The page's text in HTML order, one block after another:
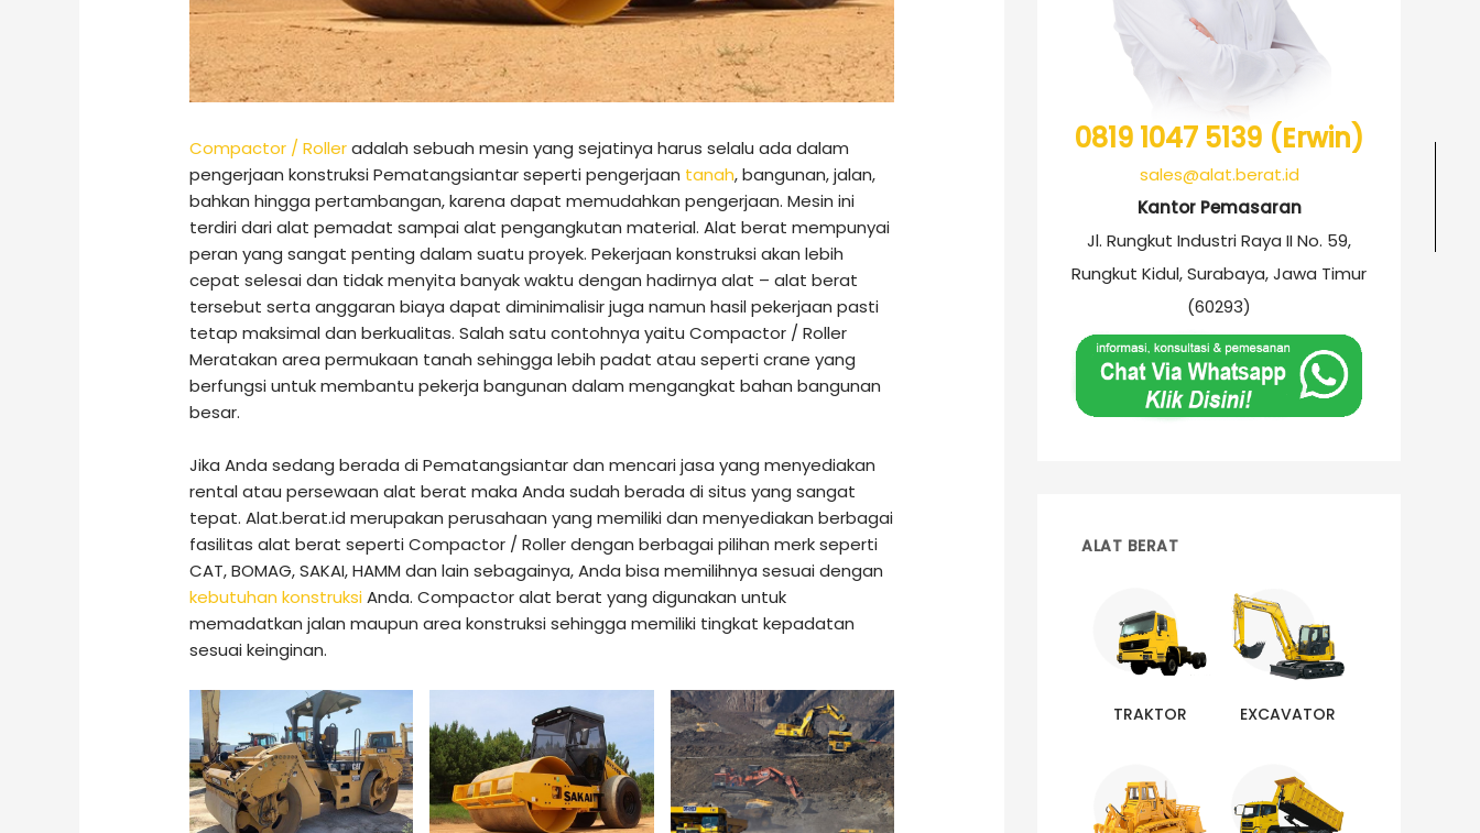
Compactor / Rolleradalah sebuah mesin yang sejatinya harus selalu ada dalam
pengerjaan konstruksi Pematangsiantar seperti pengerjaan tanah, bangunan, jalan,
bahkan hingga pertambangan, karena dapat memudahkan pengerjaan. Mesin ini
terdiri dari alat pemadat sampai alat pengangkutan material. Alat berat mempunyai
peran yang sangat penting dalam suatu proyek. Pekerjaan konstruksi akan lebih
cepat selesai dan tidak menyita banyak waktu dengan hadirnya alat – alat berat
tersebut serta anggaran biaya dapat diminimalisir juga namun hasil pekerjaan pasti
tetap maksimal dan berkualitas. Salah satu contohnya yaitu Compactor / Roller
Meratakan area permukaan tanah sehingga lebih padat atau seperti crane yang
berfungsi untuk membantu pekerja bangunan dalam mengangkat bahan bangunan
besar.
Jika Anda sedang berada di Pematangsiantar dan mencari jasa yang menyediakan
rental atau persewaan alat berat maka Anda sudah berada di situs yang sangat
tepat. Alat.berat.id merupakan perusahaan yang memiliki dan menyediakan berbagai
fasilitas alat berat seperti Compactor / Roller dengan berbagai pilihan merk seperti
CAT, BOMAG, SAKAI, HAMM dan lain sebagainya, Anda bisa memilihnya sesuai dengan
kebutuhan konstruksiAnda. Compactor alat berat yang digunakan untuk
memadatkan jalan maupun area konstruksi sehingga memiliki tingkat kepadatan
sesuai keinginan.
0819 1047 5139 (Erwin)
sales@alat.berat.id
Kantor Pemasaran
Jl. Rungkut Industri Raya II No. 59,
Rungkut Kidul, Surabaya, Jawa Timur
(60293)
ALAT BERAT
TRAKTOR EXCAVATOR